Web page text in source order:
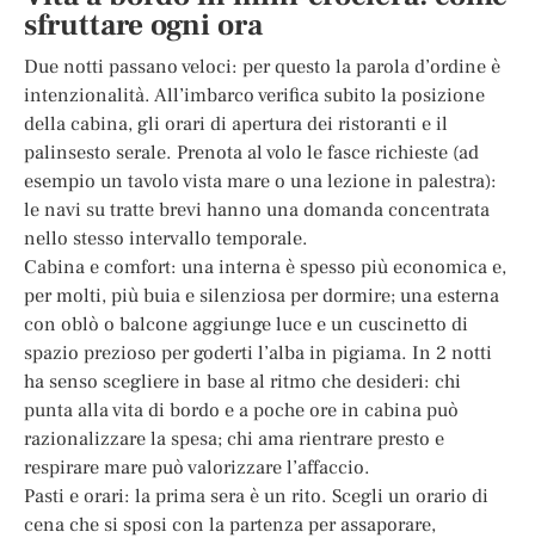
sfruttare ogni ora
Due notti passano veloci: per questo la parola d’ordine è
intenzionalità. All’imbarco verifica subito la posizione
della cabina, gli orari di apertura dei ristoranti e il
palinsesto serale. Prenota al volo le fasce richieste (ad
esempio un tavolo vista mare o una lezione in palestra):
le navi su tratte brevi hanno una domanda concentrata
nello stesso intervallo temporale.
Cabina e comfort: una interna è spesso più economica e,
per molti, più buia e silenziosa per dormire; una esterna
con oblò o balcone aggiunge luce e un cuscinetto di
spazio prezioso per goderti l’alba in pigiama. In 2 notti
ha senso scegliere in base al ritmo che desideri: chi
punta alla vita di bordo e a poche ore in cabina può
razionalizzare la spesa; chi ama rientrare presto e
respirare mare può valorizzare l’affaccio.
Pasti e orari: la prima sera è un rito. Scegli un orario di
cena che si sposi con la partenza per assaporare,